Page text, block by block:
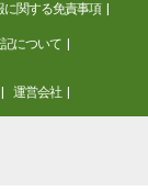
に関する免責事項
について
運営会社